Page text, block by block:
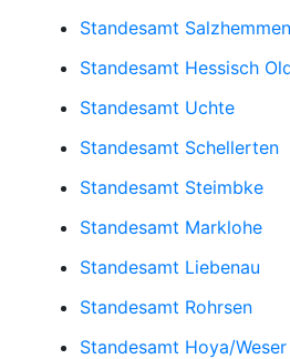
Standesamt
Standesamt Hessisch
Standesamt Uchte
Standesamt Schellerten
Standesamt Steimbke
Standesamt Marklohe
Standesamt Liebenau
Standesamt Rohrsen
Standesamt Hoya/Weser